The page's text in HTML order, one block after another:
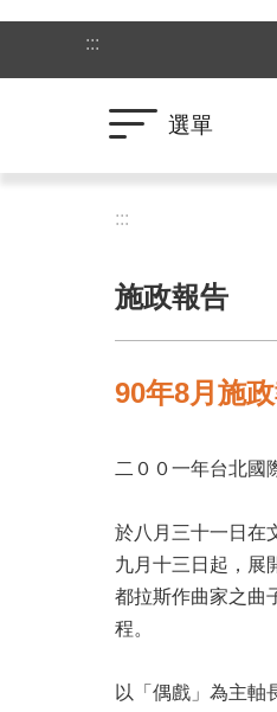
跳到主要內容區塊
:::
選單
:::
施政報告
90年8月施
二００一年台北國
於八月三十一日在
九月十三日起，展
都拉斯作曲家之曲
程。
以「偶戲」為主軸